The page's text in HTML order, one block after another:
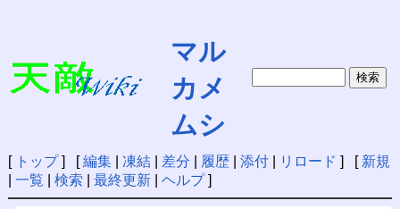
マル
カメ
ムシ
[ トップ] [編集| 凍結| 差分 履歴| 添付| リロード ] [ 新規
一覧 検索 最終更新| ヘルプ]